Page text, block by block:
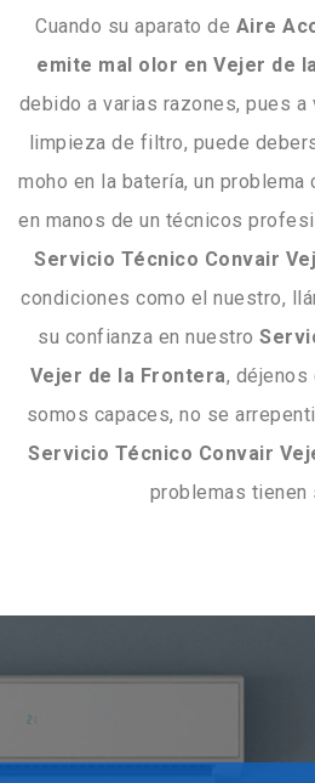
Cuando su aparato de Aire
emite mal olor en Vejer de
debido a varias razones, pues a
limpieza de filtro, puede
moho en la batería, un
en manos de un técnicos
Servicio Técnico Convair
condiciones como el nuestro,
su confianza en nuestro
Vejer de la Frontera, déjenos
somos capaces, no se
Servicio Técnico Convair
problemas tienen